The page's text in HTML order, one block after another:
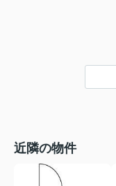
近隣の物件